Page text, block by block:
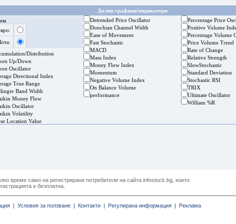
Долни графики/индикатори
Distribution
Up/Down
Oscillator
Directional Index
True Range
Band Width
Money Flow
Oscillator
Volatility
Location Value
Detrended Price Oscillator
Donchian Channel Width
Ease of Movement
Fast Stochastic
MACD
Mass Index
Money Flow Index
Momentum
Negative Volume Index
On Balance Volume
performance
Percentage Price
Positive Volume
Percentage Volume
Price Volume Trend
Rate of Change
Relative Strength
SlowStochastic
Standard Deviation
Stochastic RSI
TRIX
Ultimate Oscillator
William %R
време само на регистрирани потребители на сайта infostock.bg, които
е безплатна.
| Условия за ползване | Контакти | Регулирана информация | Реклама